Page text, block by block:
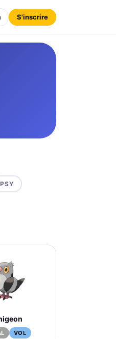
S'inscrire
PSY
VOL